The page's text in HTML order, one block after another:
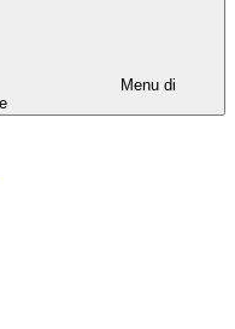
Menu di